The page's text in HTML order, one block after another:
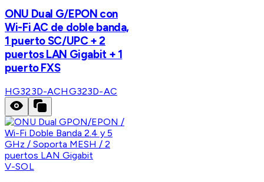
ONU Dual G/EPON con
Wi-Fi AC de doble banda,
1 puerto SC/UPC + 2
puertos LAN Gigabit + 1
puerto FXS
HG323D-ACHG323D-AC
V-SOL